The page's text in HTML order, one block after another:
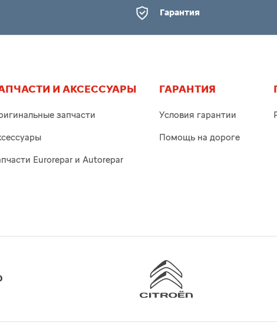
Гарантия
И АКСЕССУАРЫ
запчасти
Eurorepar и Autorepar
ГАРАНТИЯ
Условия гарантии
Помощь на дороге